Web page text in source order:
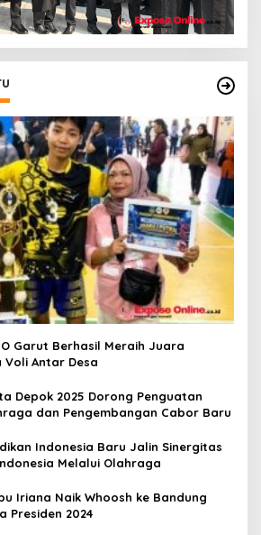
Garut Berhasil Meraih Juara
Voli Antar Desa
Depok 2025 Dorong Penguatan
dan Pengembangan Cabor Baru
Indonesia Baru Jalin Sinergitas
Melalui Olahraga
Iriana Naik Whoosh ke Bandung
Presiden 2024